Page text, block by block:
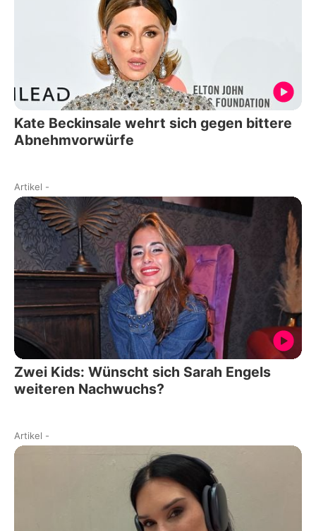
Kate Beckinsale wehrt sich gegen bittere
Abnehmvorwürfe
Artikel -
Zwei Kids: Wünscht sich Sarah Engels
weiteren Nachwuchs?
Artikel -